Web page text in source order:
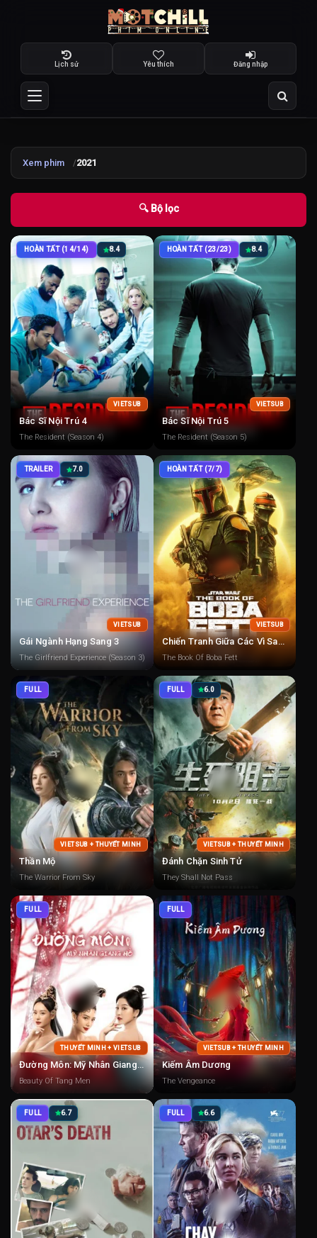
Lịch sử Yêu thích Đăng nhập
Xem phim 2021
🔍 Bộ lọc
HOÀN TẤT (14/14) 8.4
VIETSUB
Bác Sĩ Nội Trú 4
The Resident (Season 4)
HOÀN TẤT (23/23) 8.4
VIETSUB
Bác Sĩ Nội Trú 5
The Resident (Season 5)
TRAILER 7.0
VIETSUB
Gái Ngành Hạng Sang 3
The Girlfriend Experience (Season 3)
HOÀN TẤT (7/7)
VIETSUB
Chiến Tranh Giữa Các Vì Sao: Sách Của Boba Fett
The Book Of Boba Fett
FULL
VIETSUB + THUYẾT MINH
Thần Mộ
The Warrior From Sky
FULL 6.0
VIETSUB + THUYẾT MINH
Đánh Chặn Sinh Tử
They Shall Not Pass
FULL
THUYẾT MINH + VIETSUB
Đường Môn: Mỹ Nhân Giang Hồ
Beauty Of Tang Men
FULL
VIETSUB + THUYẾT MINH
Kiếm Âm Dương
The Vengeance
FULL 6.7 FULL 6.6